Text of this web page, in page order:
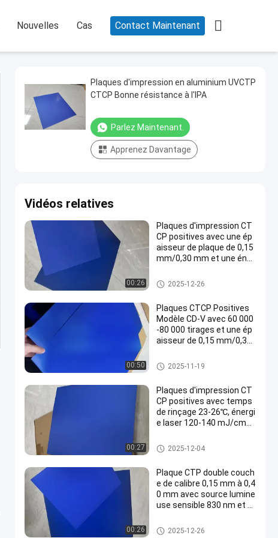
Nouvelles Cas Contact Maintenant 
Plaques d'impression en aluminium UVCTP
CTCP Bonne résistance à l'IPA
Parlez Maintenant.
Apprenez Davantage
Vidéos relatives
00:26
Plaques d'impression CT
CP positives avec une ép
aisseur de plaque de 0,15
mm/0,30 mm et une éner
cm2 pour 60 000 à 80 000
tirages
Plaques d'impression de CTC
P
2025-12-26
00:50
Plaques CTCP Positives
Modèle CD-V avec 60 000
-80 000 tirages et une ép
aisseur de 0,15 mm/0,30
mputer To Plate
Plaques d'impression de CTC
P
2025-11-19
00:27
Plaques d'impression CT
CP positives avec temps
de rinçage 23-26℃, énergi
e laser 120-140 mJ/cm2
Plaques d'impression de CTC
P
2025-12-04
00:26
Plaque CTP double couch
e de calibre 0,15 mm à 0,4
0 mm avec source lumine
use sensible 830 nm et p
mois
Plat de la double couche PCT
2025-12-26